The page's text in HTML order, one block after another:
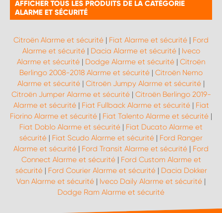
AFFICHER TOUS LES PRODUITS DE LA CATÉGORIE
ALARME ET SÉCURITÉ
Citroën Alarme et sécurité | Fiat Alarme et sécurité | Ford
Alarme et sécurité| Dacia Alarme et sécurité| Iveco
Alarme et sécurité | Dodge Alarme et sécurité | Citroën
Berlingo 2008-2018 Alarme et sécurité | Citroën Nemo
Alarme et sécurité | Citroën Jumpy Alarme et sécurité |
Citroën Jumper Alarme et sécurité| Citroën Berlingo 2019-
Alarme et sécurité| Fiat Fullback Alarme et sécurité| Fiat
Fiorino Alarme et sécurité | Fiat Talento Alarme et sécurité |
Fiat Doblo Alarme et sécurité | Fiat Ducato Alarme et
sécurité | Fiat Scudo Alarme et sécurité | Ford Ranger
Alarme et sécurité | Ford Transit Alarme et sécurité | Ford
Connect Alarme et sécurité| Ford Custom Alarme et
sécurité| Ford Courier Alarme et sécurité| Dacia Dokker
Van Alarme et sécurité | Iveco Daily Alarme et sécurité |
Dodge Ram Alarme et sécurité